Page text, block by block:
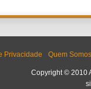
Privacidade Quem Somos
Copyright © 2010